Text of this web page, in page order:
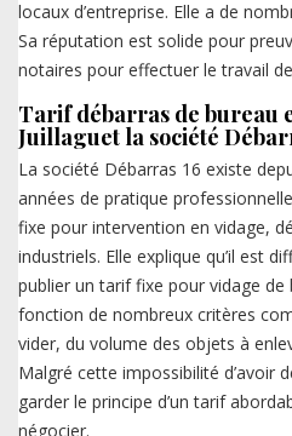
locaux d’entreprise. Elle a de
Sa réputation est solide pour
notaires pour effectuer le travail
Tarif débarras de bureau
Juillaguet la société
La société Débarras 16 existe
années de pratique
fixe pour intervention en vidage,
industriels. Elle explique qu’il est
publier un tarif fixe pour vidage de
fonction de nombreux critères
vider, du volume des objets à
Malgré cette impossibilité d’avoir
garder le principe d’un tarif
négocier.